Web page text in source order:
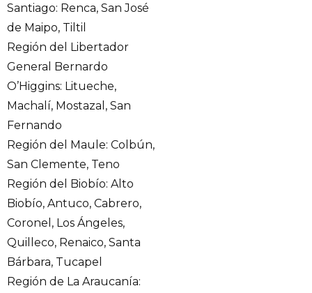
Santiago: Renca, San José
de Maipo, Tiltil
Región del Libertador
General Bernardo
O’Higgins: Litueche,
Machalí, Mostazal, San
Fernando
Región del Maule: Colbún,
San Clemente, Teno
Región del Biobío: Alto
Biobío, Antuco, Cabrero,
Coronel, Los Ángeles,
Quilleco, Renaico, Santa
Bárbara, Tucapel
Región de La Araucanía: